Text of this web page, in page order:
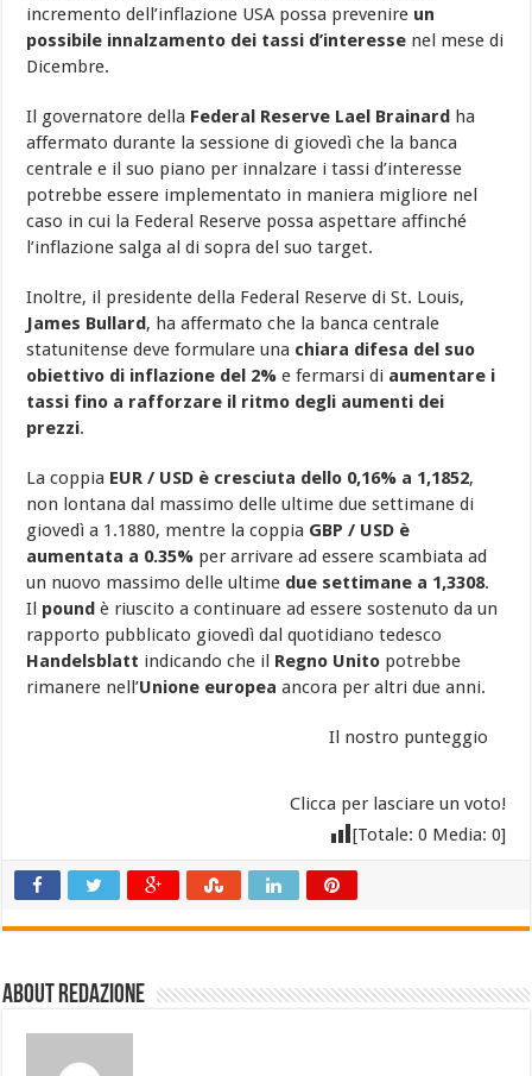
incremento dell’inflazione USA possa prevenire un
possibile innalzamento dei tassi d’interesse nel mese di
Dicembre.
Il governatore della Federal Reserve Lael Brainard ha
affermato durante la sessione di giovedì che la banca
centrale e il suo piano per innalzare i tassi d’interesse
potrebbe essere implementato in maniera migliore nel
caso in cui la Federal Reserve possa aspettare affinché
l’inflazione salga al di sopra del suo target.
Inoltre, il presidente della Federal Reserve di St. Louis,
James Bullard, ha affermato che la banca centrale
statunitense deve formulare una chiara difesa del suo
obiettivo di inflazione del 2% e fermarsi di aumentare i
tassi fino a rafforzare il ritmo degli aumenti dei
prezzi.
La coppia EUR / USD è cresciuta dello 0,16% a 1,1852,
non lontana dal massimo delle ultime due settimane di
giovedì a 1.1880, mentre la coppia GBP / USD è
aumentata a 0.35% per arrivare ad essere scambiata ad
un nuovo massimo delle ultime due settimane a 1,3308.
Il pound è riuscito a continuare ad essere sostenuto da un
rapporto pubblicato giovedì dal quotidiano tedesco
Handelsblatt indicando che il Regno Unito potrebbe
rimanere nell’Unione europea ancora per altri due anni.
Il nostro punteggio
Clicca per lasciare un voto!
[Totale: 0 Media: 0]
About Redazione